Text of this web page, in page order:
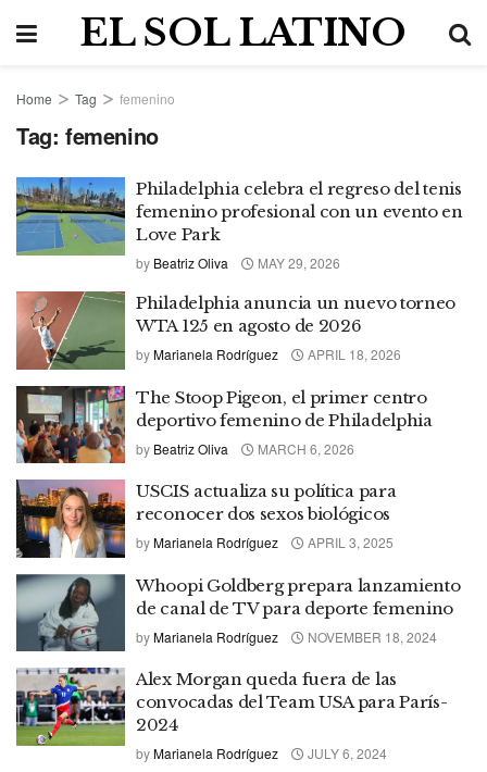
EL SOL LATINO
Home Tag femenino
Tag: femenino
Philadelphia celebra el regreso del tenis
femenino profesional con un evento en
Love Park
by Beatriz Oliva MAY 29, 2026
Philadelphia anuncia un nuevo torneo
WTA 125 en agosto de 2026
byMarianela Rodríguez APRIL 18, 2026
The Stoop Pigeon, el primer centro
deportivo femenino de Philadelphia
by Beatriz Oliva MARCH 6, 2026
USCIS actualiza su política para
reconocer dos sexos biológicos
byMarianela Rodríguez APRIL 3, 2025
Whoopi Goldberg prepara lanzamiento
de canal de TV para deporte femenino
byMarianela Rodríguez NOVEMBER 18, 2024
Alex Morgan queda fuera de las
convocadas del Team USA para París-
2024
byMarianela Rodríguez JULY 6, 2024